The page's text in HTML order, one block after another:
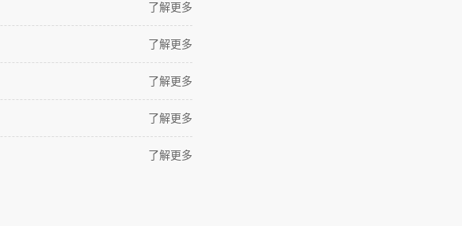
了解更多
了解更多
了解更多
了解更多
了解更多